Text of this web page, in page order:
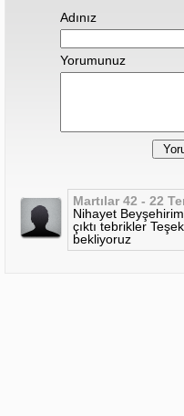
Adınız
Yorumunuz
Martılar 42 - 22
Nihayet
çıktı tebrikler
bekliyoruz